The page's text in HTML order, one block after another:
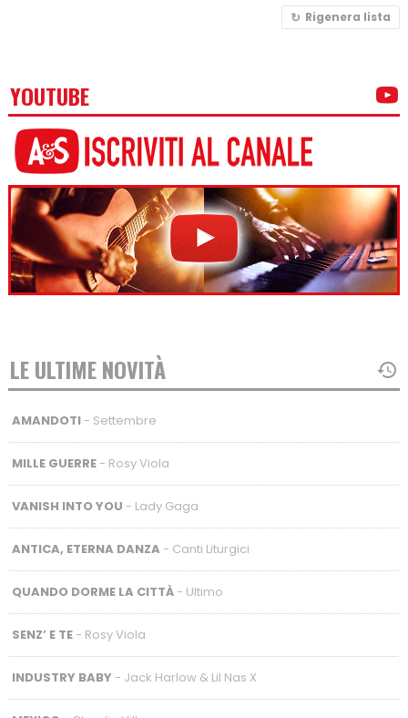
Rigenera lista
YOUTUBE
LE ULTIME NOVITÀ
AMANDOTI- Settembre
MILLE GUERRE- Rosy Viola
VANISH INTO YOU - Lady Gaga
ANTICA, ETERNA DANZA - Canti Liturgici
QUANDO DORME LA CITTÀ- Ultimo
SENZ’ E TE- Rosy Viola
INDUSTRY BABY - Jack Harlow & Lil Nas X